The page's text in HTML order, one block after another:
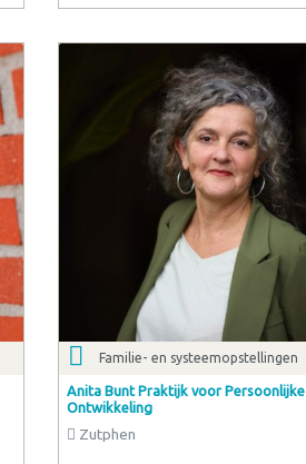
Familie- en systeemopstellingen
Anita Bunt Praktijk voor Persoonlijke
Ontwikkeling
Zutphen